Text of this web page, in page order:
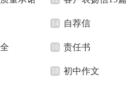
六篇 14 自荐信
16 责任书
18 初中作文